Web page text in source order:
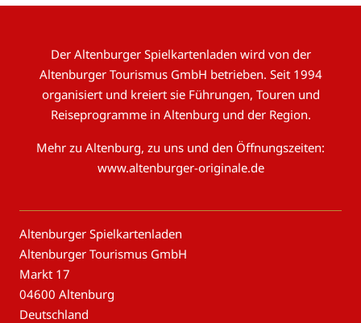
Der Altenburger Spielkartenladen wird von der
Altenburger Tourismus GmbH betrieben. Seit 1994
organisiert und kreiert sie Führungen, Touren und
Reiseprogramme in Altenburg und der Region.
Mehr zu Altenburg, zu uns und den Öffnungszeiten:
www.altenburger-originale.de
Altenburger Spielkartenladen
Altenburger Tourismus GmbH
Markt 17
04600 Altenburg
Deutschland